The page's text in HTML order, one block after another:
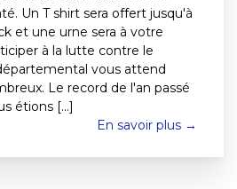
Un T shirt sera offert jusqu'à
et une urne sera à votre
à la lutte contre le
vous attend
Le record de l'an passé
étions [...]
En savoir plus →